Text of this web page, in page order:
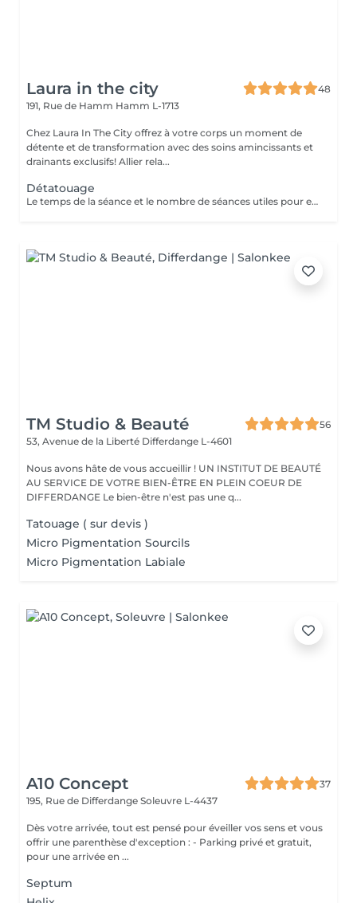
Laura in the city
48
191, Rue de Hamm Hamm L-1713
Chez Laura In The City offrez à votre corps un moment de
détente et de transformation avec des soins amincissants et
drainants exclusifs! Allier rela...
Détatouage
Le temps de la séance et le nombre de séances utiles pour enlever le tatouage sont variables Le détatouage laser est une technique efficace qui fragmente les pigments d'encre sous la peau à l'aide de faisceaux de lumière, permettant ainsi au système immunitaire de les éliminer progressivement. Le processus nécessite généralement plusieurs séances, et son efficacité dépend de divers facteurs. Comment ça marche ? Le laser cible les particules d'encre et les chauffe pour les fragmenter en morceaux plus petits. Ces fragments sont ensuite naturellement évacués par le corps. Différents types de lasers, tels que le laser Picosure ou le laser Q-Switched, sont utilisés pour traiter efficacement différentes couleurs et profondeurs d'encre. Ce qu'il faut savoir Nombre de séances Le nombre de séances varie considérablement. Un tatouage amateur peut nécessiter 3 à 5 séances, tandis qu'un tatouage professionnel peut en exiger 4 à 12, voire plus, pour une disparition complète. Résultats progressifs L'éclaircissement de l'encre est visible après chaque séance, mais le tatouage complet s'estompe progressivement au fil du temps.
TM Studio & Beauté
56
53, Avenue de la Liberté Differdange L-4601
Nous avons hâte de vous accueillir ! UN INSTITUT DE BEAUTÉ
AU SERVICE DE VOTRE BIEN-ÊTRE EN PLEIN COEUR DE
DIFFERDANGE Le bien-être n'est pas une q...
Tatouage ( sur devis )
Micro Pigmentation Sourcils
Micro Pigmentation Labiale
A10 Concept
37
195, Rue de Differdange Soleuvre L-4437
Dès votre arrivée, tout est pensé pour éveiller vos sens et vous
offrir une parenthèse d'exception : - Parking privé et gratuit,
pour une arrivée en ...
Septum